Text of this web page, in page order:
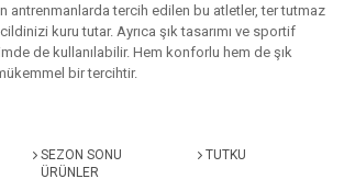
antrenmanlarda tercih edilen bu atletler, ter tutmaz
kuru tutar. Ayrıca şık tasarımı ve sportif
de kullanılabilir. Hem konforlu hem de şık
bir tercihtir.
SEZON SONU
ÜRÜNLER
TUTKU